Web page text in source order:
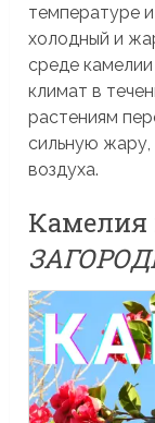
температуре
холодный и
среде
климат в
растениям
сильную жару,
воздуха.
Камелия